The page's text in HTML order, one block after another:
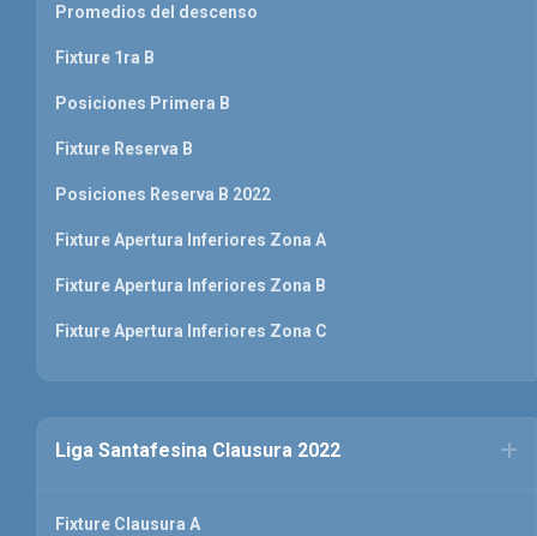
Promedios del descenso
Fixture 1ra B
Posiciones Primera B
Fixture Reserva B
Posiciones Reserva B 2022
Fixture Apertura Inferiores Zona A
Fixture Apertura Inferiores Zona B
Fixture Apertura Inferiores Zona C
Liga Santafesina Clausura 2022
Fixture Clausura A